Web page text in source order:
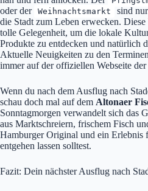
oder der Weihnachtsmarkt
sind
die Stadt zum Leben erwecken.
tolle Gelegenheit, um die lokale
Produkte zu entdecken und natürlich
Aktuelle Neuigkeiten zu den
immer auf der offiziellen Webseite der
Wenn du nach dem Ausflug nach
schau doch mal auf dem Altonaer
Sonntagmorgen verwandelt sich das
aus Marktschreiern, frischem Fisch
Hamburger Original und ein Erlebnis
entgehen lassen solltest.
Fazit: Dein nächster Ausflug nach